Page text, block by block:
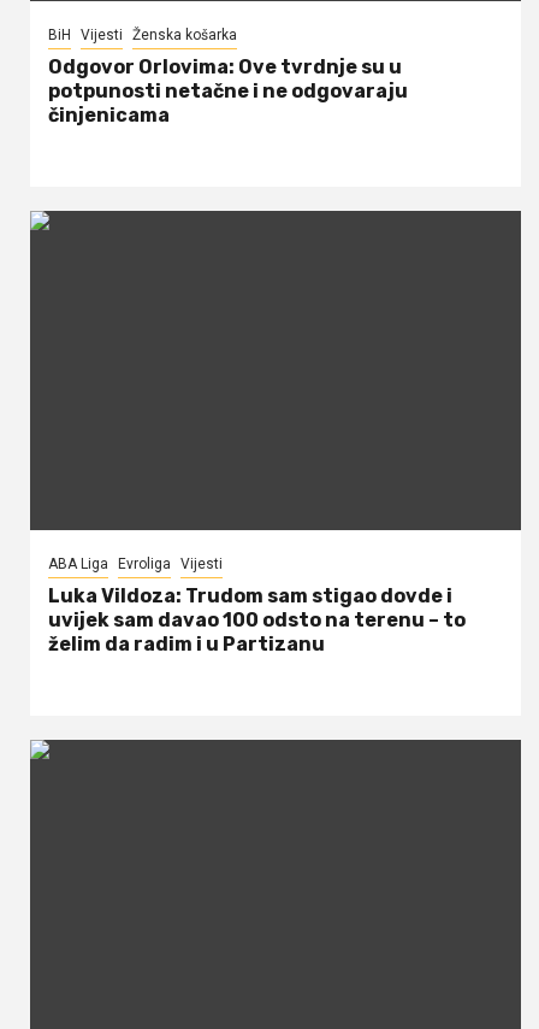
BiH Vijesti Ženska košarka
Odgovor Orlovima: ​Ove tvrdnje su u
potpunosti netačne i ne odgovaraju
činjenicama
ABA Liga Evroliga Vijesti
Luka Vildoza: Trudom sam stigao dovde i
uvijek sam davao 100 odsto na terenu – to
želim da radim i u Partizanu